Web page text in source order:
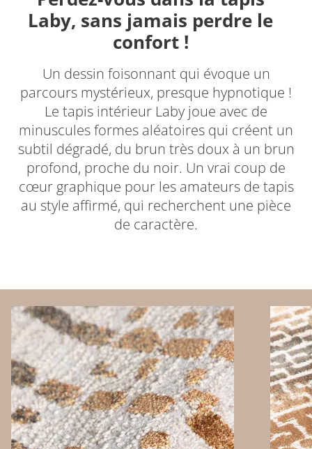
Laby, sans jamais perdre le
confort !
Un dessin foisonnant qui évoque un
parcours mystérieux, presque hypnotique !
Le tapis intérieur Laby joue avec de
minuscules formes aléatoires qui créent un
subtil dégradé, du brun très doux à un brun
profond, proche du noir. Un vrai coup de
cœur graphique pour les amateurs de tapis
au style affirmé, qui recherchent une pièce
de caractère.